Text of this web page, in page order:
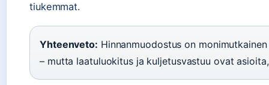
tiukemmat.
Yhteenveto: Hinnanmuodostus on
– mutta laatuluokitus ja kuljetusvastuu ovat